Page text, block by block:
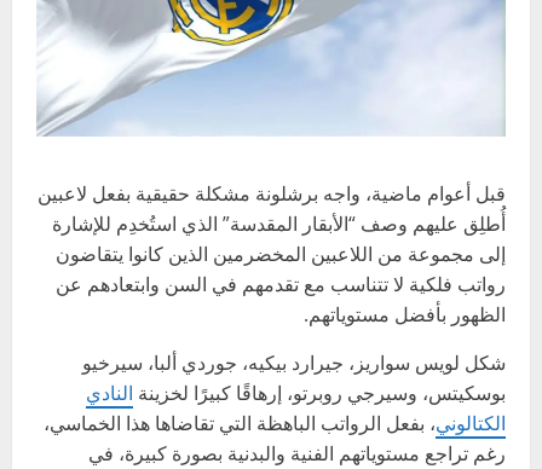
قبل أعوام ماضية، واجه برشلونة مشكلة حقيقية بفعل لاعبين
أُطلِق عليهم وصف “الأبقار المقدسة” الذي استُخدِم للإشارة
إلى مجموعة من اللاعبين المخضرمين الذين كانوا يتقاضون
رواتب فلكية لا تتناسب مع تقدمهم في السن وابتعادهم عن
الظهور بأفضل مستوياتهم.
شكل لويس سواريز، جيرارد بيكيه، جوردي ألبا، سيرخيو
بوسكيتس، وسيرجي روبرتو، إرهاقًا كبيرًا لخزينة النادي
الكتالوني، بفعل الرواتب الباهظة التي تقاضاها هذا الخماسي،
رغم تراجع مستوياتهم الفنية والبدنية بصورة كبيرة، في